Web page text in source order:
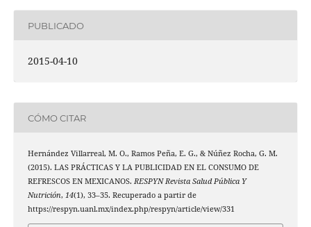
PUBLICADO
2015-04-10
CÓMO CITAR
Hernández Villarreal, M. O., Ramos Peña, E. G., & Núñez Rocha, G. M.
(2015). LAS PRÁCTICAS Y LA PUBLICIDAD EN EL CONSUMO DE
REFRESCOS EN MEXICANOS. RESPYN Revista Salud Pública Y
Nutrición, 14(1), 33–35. Recuperado a partir de
https://respyn.uanl.mx/index.php/respyn/article/view/331